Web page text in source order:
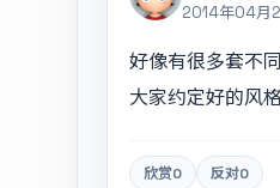
2014年04月
好像有很多套不
大家约定好的风
欣赏0 反对0